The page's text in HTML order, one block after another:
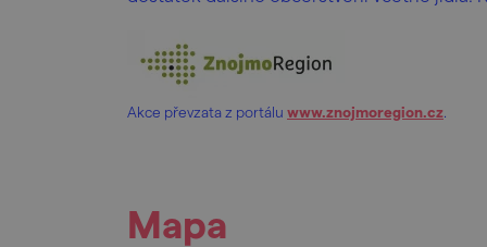
Akce převzata z portálu www.znojmoregion.cz
Mapa